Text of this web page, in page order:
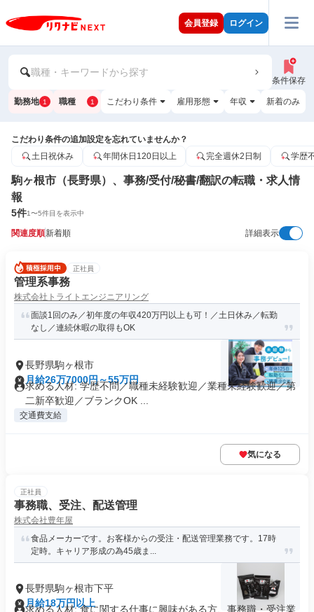
会員登録 ログイン
職種・キーワードから探す
条件保存
勤務地 1 職種 1 こだわり条件 雇用形態 年収 新着のみ
こだわり条件の追加設定を忘れていませんか？
土日祝休み
年間休日120日以上 完全週休2日制 学歴
駒ヶ根市（長野県）、事務/受付/秘書/翻訳の転職・求人情
報
5件1〜5件目を表示中
関連度順新着順 詳細表示
正社員
管理系事務
株式会社トライトエンジニアリング
面談1回のみ／初年度の年収420万円以上も可！／土日休み／転勤
なし／連続休暇の取得もOK
長野県駒ヶ根市
月給26万7000円～55万円
求める人材: 学歴不問／職種未経験歓迎／業種未経験歓迎／第
二新卒歓迎／ブランクOK ...
交通費支給
気になる
正社員
事務職、受注、配送管理
株式会社豊年屋
食品メーカーです。お客様からの受注・配送管理業務です。17時
定時。キャリア形成の為45歳ま...
長野県駒ヶ根市下平
月給18万円以上
求める人材: 食に関する仕事に興味がある方、事務職・受注業